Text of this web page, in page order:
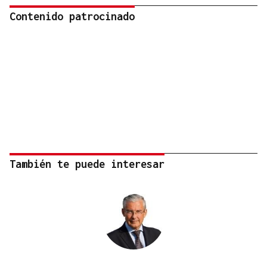
Contenido patrocinado
También te puede interesar